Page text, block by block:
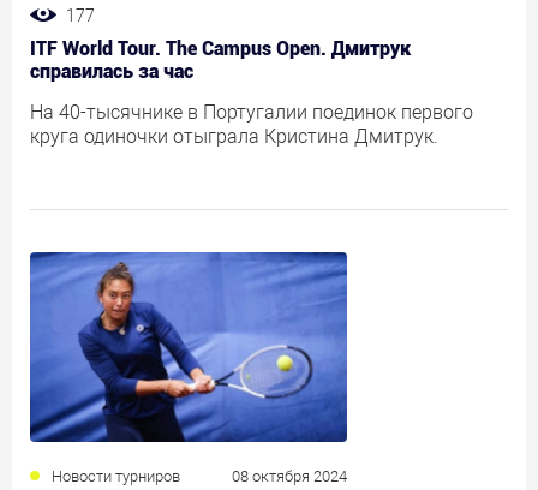
177
ITF World Tour. The Campus Open. Дмитрук
справилась за час
На 40-тысячнике в Португалии поединок первого
круга одиночки отыграла Кристина Дмитрук.
Новости турниров 08 октября 2024